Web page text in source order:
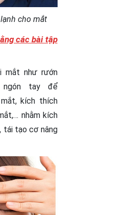
cho mắt
các bài tập
mắt như rướn
ngón tay để
kích thích
nhằm kích
tái tạo cơ nâng